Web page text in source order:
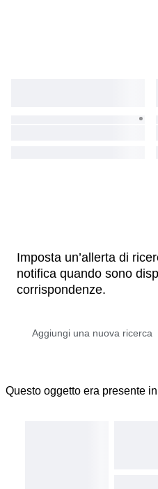
Imposta un’allerta di
notifica quando sono
corrispondenze.
Questo oggetto era presente in